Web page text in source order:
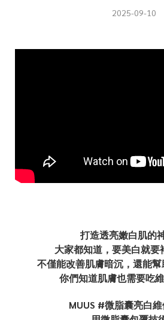
2025-09-10
打造透亮嫩白肌的
大家都知道，要美白就要
不僅能改善肌膚暗沉，還能
你們知道肌膚也需要吃
MUUS #微脂囊亮白